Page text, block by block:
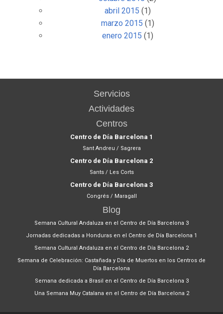
abril 2015 (1)
marzo 2015 (1)
enero 2015 (1)
Servicios
Actividades
Centros
Centro de Día Barcelona 1
Sant Andreu / Sagrera
Centro de Día Barcelona 2
Sants / Les Corts
Centro de Día Barcelona 3
Congrés / Maragall
Blog
Semana Cultural Andaluza en el Centro de Día Barcelona 3
Jornadas dedicadas a Honduras en el Centro de Día Barcelona 1
Semana Cultural Andaluza en el Centro de Día Barcelona 2
Semana de Celebración: Castañada y Día de Muertos en los Centros de
Día Barcelona
Semana dedicada a Brasil en el Centro de Día Barcelona 3
Una Semana Muy Catalana en el Centro de Día Barcelona 2